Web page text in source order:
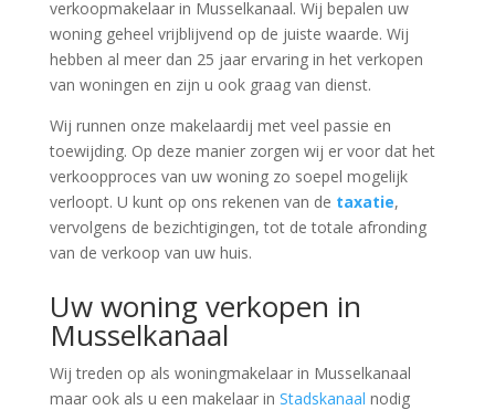
verkoopmakelaar in Musselkanaal. Wij bepalen uw
woning geheel vrijblijvend op de juiste waarde. Wij
hebben al meer dan 25 jaar ervaring in het verkopen
van woningen en zijn u ook graag van dienst.
Wij runnen onze makelaardij met veel passie en
toewijding. Op deze manier zorgen wij er voor dat het
verkoopproces van uw woning zo soepel mogelijk
verloopt. U kunt op ons rekenen van de taxatie,
vervolgens de bezichtigingen, tot de totale afronding
van de verkoop van uw huis.
Uw woning verkopen in
Musselkanaal
Wij treden op als woningmakelaar in Musselkanaal
maar ook als u een makelaar in Stadskanaal nodig